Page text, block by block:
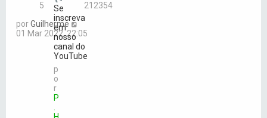
Se
inscreva
em
nosso
canal do
YouTube
p
o
r
P
5
212354
porGuilherme
01 Mar 2022, 22:05